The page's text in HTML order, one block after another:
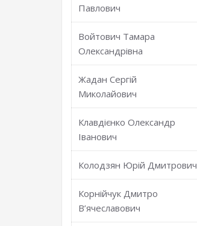
Павлович
Войтович Тамара
Олександрівна
Жадан Сергій
Миколайович
Клавдієнко Олександр
Іванович
Колодзян Юрій Дмитрович
Корнійчук Дмитро
В’ячеславович